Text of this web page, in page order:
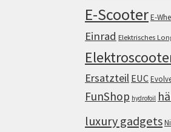
E-ScooterE-
Einrad Elektrisches
Ersatzteil EUC
FunShop hydrofoil
luxury gadgets